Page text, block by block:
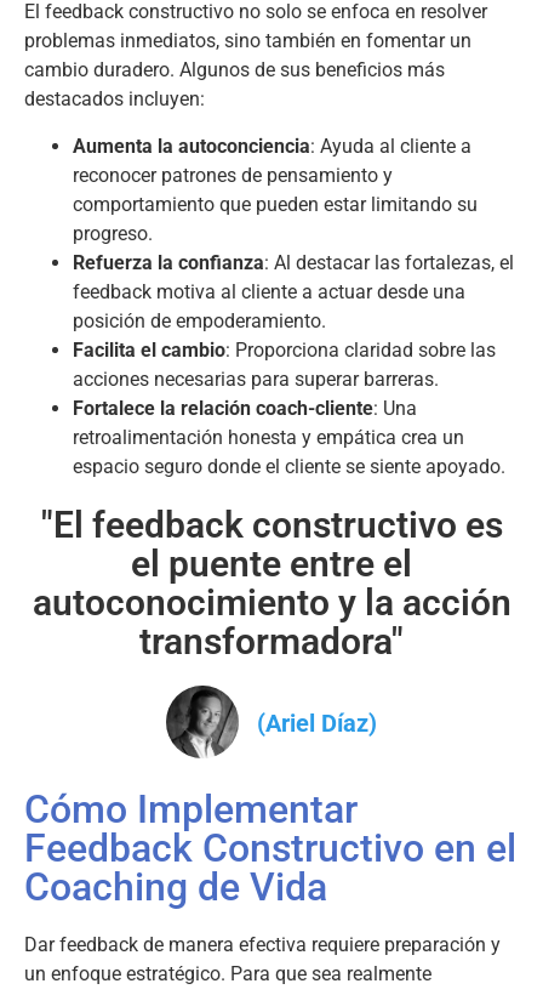
El feedback constructivo no solo se enfoca en resolver
problemas inmediatos, sino también en fomentar un
cambio duradero. Algunos de sus beneficios más
destacados incluyen:
Aumenta la autoconciencia: Ayuda al cliente a
reconocer patrones de pensamiento y
comportamiento que pueden estar limitando su
progreso.
Refuerza la confianza: Al destacar las fortalezas, el
feedback motiva al cliente a actuar desde una
posición de empoderamiento.
Facilita el cambio: Proporciona claridad sobre las
acciones necesarias para superar barreras.
Fortalece la relación coach-cliente: Una
retroalimentación honesta y empática crea un
espacio seguro donde el cliente se siente apoyado.
"El feedback constructivo es
el puente entre el
autoconocimiento y la acción
transformadora"
(Ariel Díaz)
Cómo Implementar
Feedback Constructivo en el
Coaching de Vida
Dar feedback de manera efectiva requiere preparación y
un enfoque estratégico. Para que sea realmente